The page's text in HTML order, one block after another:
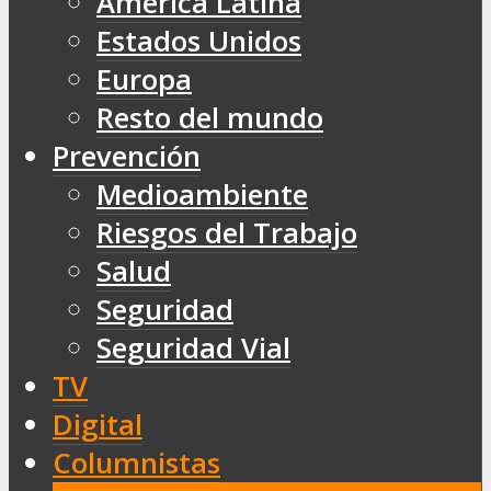
Estados Unidos
Europa
Resto del mundo
Prevención
Medioambiente
Riesgos del Trabajo
Salud
Seguridad
Seguridad Vial
TV
Digital
Columnistas